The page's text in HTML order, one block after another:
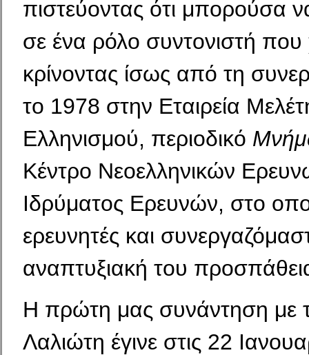
πιστεύοντας ότι μπορούσα
σε ένα ρόλο συντονιστή που
κρίνοντας ίσως από τη
το 1978 στην Εταιρεία
Ελληνισμού, περιοδικό
Κέντρο Νεοελληνικών
Ιδρύματος Ερευνών, στο
ερευνητές και
αναπτυξιακή του
Η πρώτη μας συνάντηση με
Λαλιώτη έγινε στις 22